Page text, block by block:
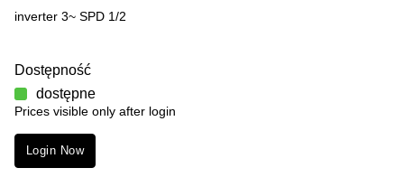
inverter 3~ SPD 1/2
Dostępność
dostępne
Prices visible only after login
Login Now